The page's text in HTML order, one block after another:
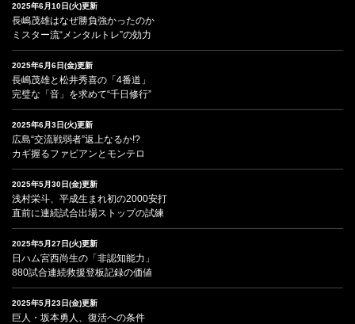
2025年6月10日(火)更新
長嶋茂雄はなぜ勝負強かったのか
ミスター流“メンタルトレ”の効力
2025年6月6日(金)更新
長嶋茂雄と松井秀喜の「4番道」
完璧な「音」を求めて“千日修行”
2025年6月3日(火)更新
広島“交流戦弱者”返上なるか!?
カギ握るファビアンとモンテロ
2025年5月30日(金)更新
浅村栄斗、平成生まれ初の2000安打
直前に連続試合出場ストップの試練
2025年5月27日(火)更新
日ハム宮西尚生の「非認知能力」
880試合連続救援登板記録の価値
2025年5月23日(金)更新
巨人・坂本勇人、復活への条件